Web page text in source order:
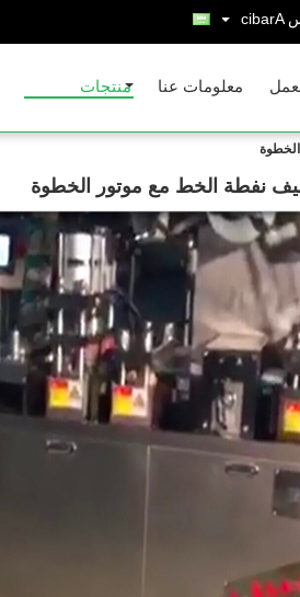
Arabic
منتجات معلومات عنا
الخطوة
نفطة الخط مع موتور الخطوة